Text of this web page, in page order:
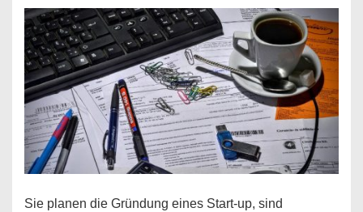
Sie planen die Gründung eines Start-up, sind